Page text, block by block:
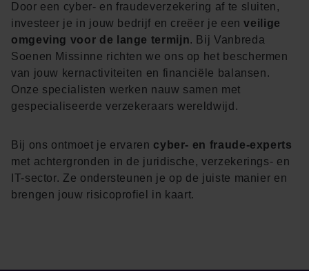
Door een cyber- en fraudeverzekering af te sluiten,
investeer je in jouw bedrijf en creëer je eenveilige
omgeving voor de lange termijn. Bij Vanbreda
Soenen Missinne richten we ons op het beschermen
van jouw kernactiviteiten en financiële balansen.
Onze specialisten werken nauw samen met
gespecialiseerde verzekeraars wereldwijd.
Bij ons ontmoet je ervaren cyber- en fraude-experts
met achtergronden in de juridische, verzekerings- en
IT-sector. Ze ondersteunen je op de juiste manier en
brengen jouw risicoprofiel in kaart.